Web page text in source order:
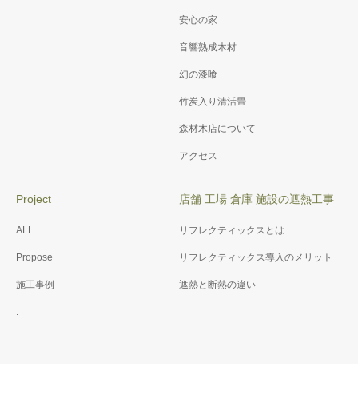
安心の家
音響熟成木材
幻の漆喰
竹炭入り清活畳
森材木店について
アクセス
Project
ALL
Propose
施工事例
店舗 工場 倉庫 施設の遮熱工事
リフレクティックスとは
リフレクティックス導入のメリット
遮熱と断熱の違い